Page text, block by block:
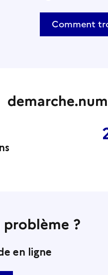
Comment
?
en ligne